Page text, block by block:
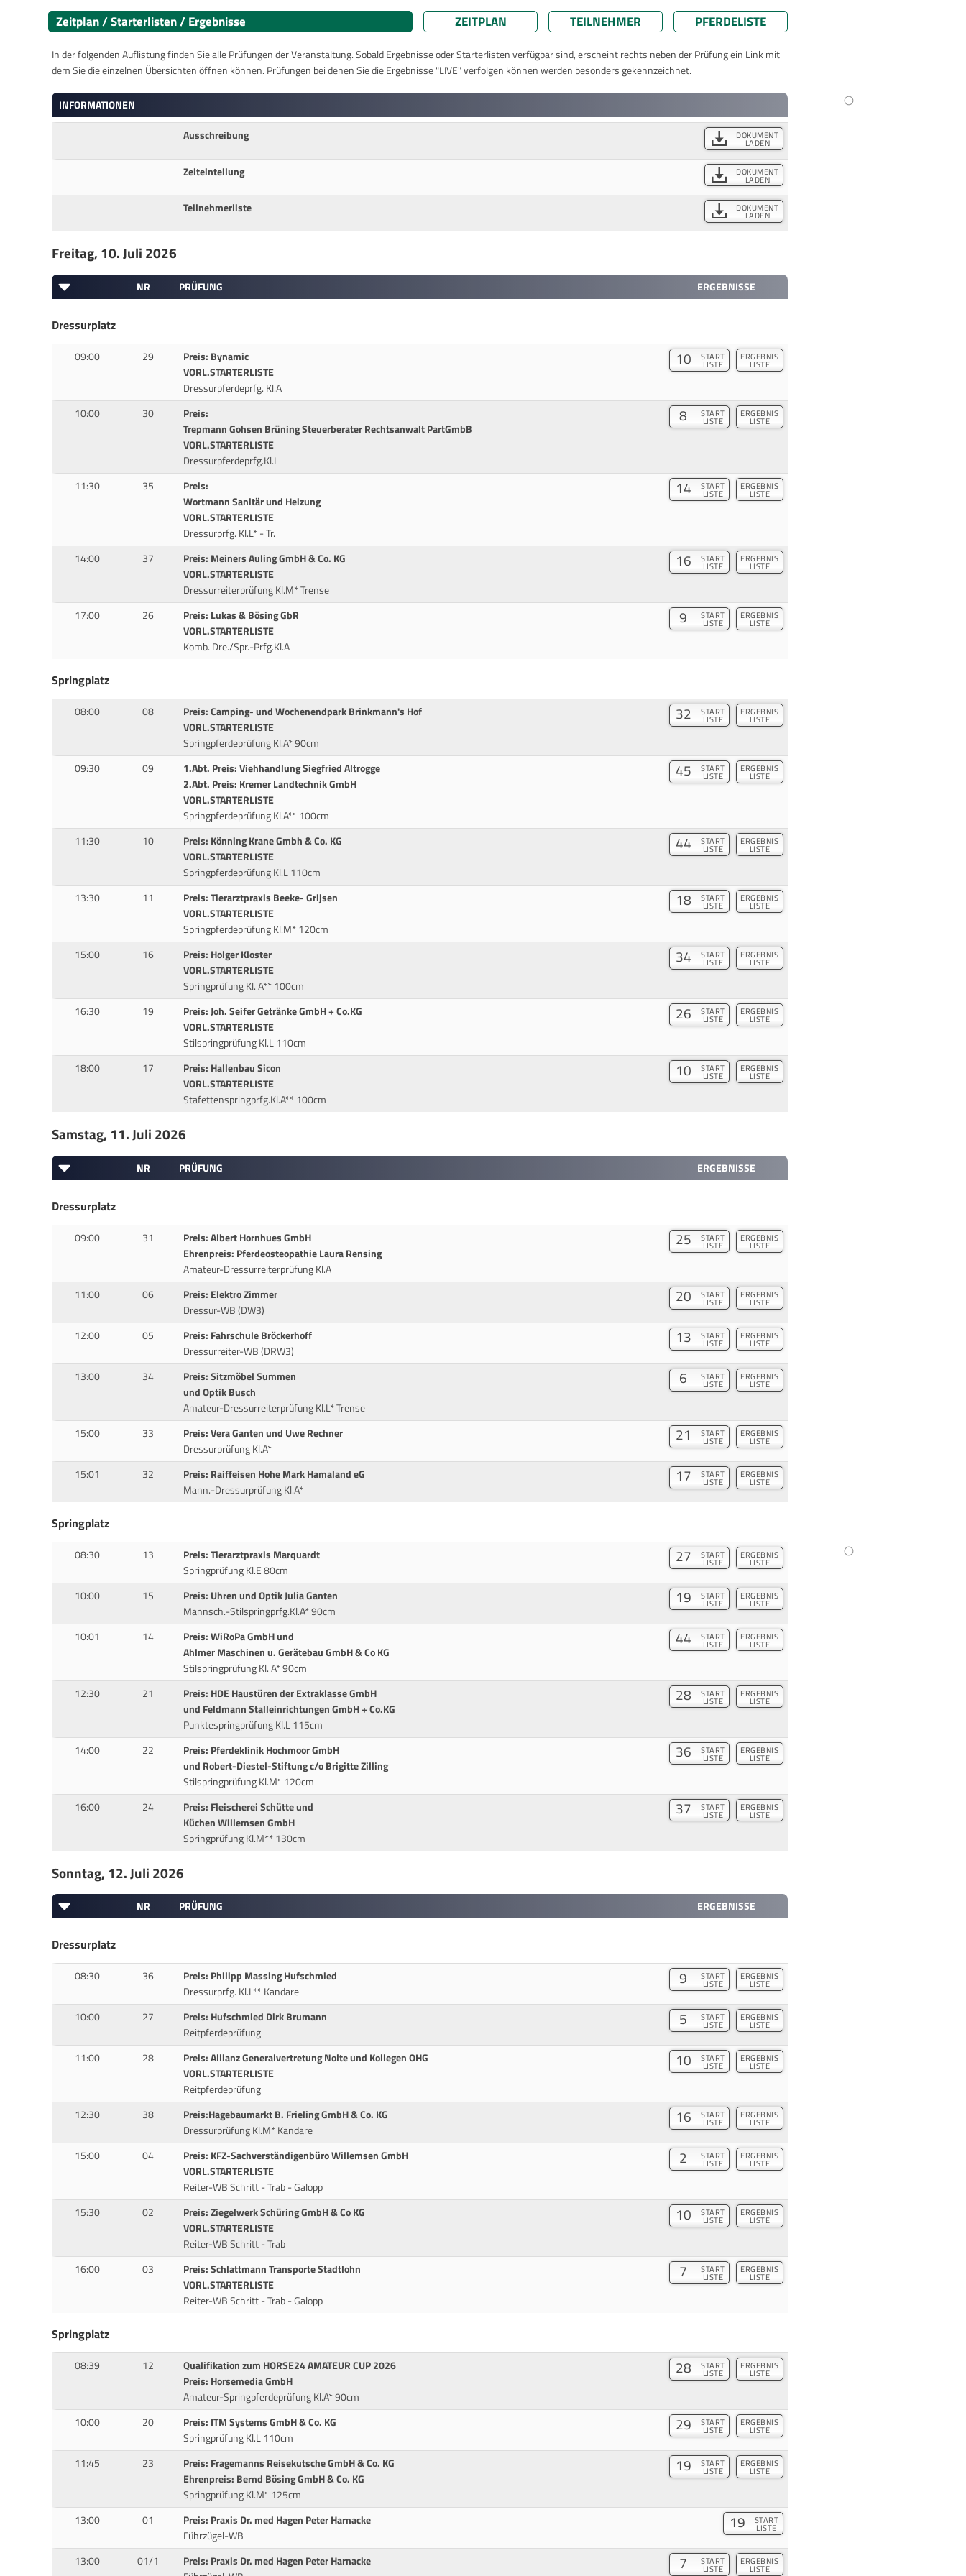
Zeitplan / Starterlisten / Ergebnisse ZEITPLAN TEILNEHMER PFERDELISTE
In der folgenden Auflistung finden Sie alle Prüfungen der Veranstaltung. Sobald Ergebnisse oder Starterlisten verfügbar sind, erscheint rechts neben der Prüfung ein Link mit
dem Sie die einzelnen Übersichten öffnen können. Prüfungen bei denen Sie die Ergebnisse "LIVE" verfolgen können werden besonders gekennzeichnet.
INFORMATIONEN
Ausschreibung
DOKUMENT
LADEN
Zeiteinteilung DOKUMENT
LADEN
Teilnehmerliste DOKUMENT
LADEN
Freitag, 10. Juli 2026
NR PRÜFUNG ERGEBNISSE
Dressurplatz
09:00 29
Preis: Bynamic
VORL.STARTERLISTE
Dressurpferdeprfg. Kl.A
10 START
LISTE
ERGEBNIS
LISTE
10:00 30
Preis:
Trepmann Gohsen Brüning Steuerberater Rechtsanwalt PartGmbB
VORL.STARTERLISTE
Dressurpferdeprfg.Kl.L
8 START
LISTE
ERGEBNIS
LISTE
11:30 35
Preis:
Wortmann Sanitär und Heizung
VORL.STARTERLISTE
Dressurprfg. Kl.L* - Tr.
14 START
LISTE
ERGEBNIS
LISTE
14:00 37
Preis: Meiners Auling GmbH & Co. KG
VORL.STARTERLISTE
Dressurreiterprüfung Kl.M* Trense
16 START
LISTE
ERGEBNIS
LISTE
17:00 26
Preis: Lukas & Bösing GbR
VORL.STARTERLISTE
Komb. Dre./Spr.-Prfg.Kl.A
9 START
LISTE
ERGEBNIS
LISTE
Springplatz
08:00 08
Preis: Camping- und Wochenendpark Brinkmann's Hof
VORL.STARTERLISTE
Springpferdeprüfung Kl.A* 90cm
32 START
LISTE
ERGEBNIS
LISTE
09:30 09
1.Abt. Preis: Viehhandlung Siegfried Altrogge
2.Abt. Preis: Kremer Landtechnik GmbH
VORL.STARTERLISTE
Springpferdeprüfung Kl.A** 100cm
45 START
LISTE
ERGEBNIS
LISTE
11:30 10
Preis: Könning Krane Gmbh & Co. KG
VORL.STARTERLISTE
Springpferdeprüfung Kl.L 110cm
44 START
LISTE
ERGEBNIS
LISTE
13:30 11
Preis: Tierarztpraxis Beeke- Grijsen
VORL.STARTERLISTE
Springpferdeprüfung Kl.M* 120cm
18 START
LISTE
ERGEBNIS
LISTE
15:00 16
Preis: Holger Kloster
VORL.STARTERLISTE
Springprüfung Kl. A** 100cm
34 START
LISTE
ERGEBNIS
LISTE
16:30 19
Preis: Joh. Seifer Getränke GmbH + Co.KG
VORL.STARTERLISTE
Stilspringprüfung Kl.L 110cm
26 START
LISTE
ERGEBNIS
LISTE
18:00 17
Preis: Hallenbau Sicon
VORL.STARTERLISTE
Stafettenspringprfg.Kl.A** 100cm
10 START
LISTE
ERGEBNIS
LISTE
Samstag, 11. Juli 2026
NR PRÜFUNG ERGEBNISSE
Dressurplatz
09:00 31
Preis: Albert Hornhues GmbH
Ehrenpreis: Pferdeosteopathie Laura Rensing
Amateur-Dressurreiterprüfung Kl.A
25 START
LISTE
ERGEBNIS
LISTE
11:00 06
Preis: Elektro Zimmer
Dressur-WB (DW3)
20 START
LISTE
ERGEBNIS
LISTE
12:00 05
Preis: Fahrschule Bröckerhoff
Dressurreiter-WB (DRW3)
13 START
LISTE
ERGEBNIS
LISTE
13:00 34
Preis: Sitzmöbel Summen
und Optik Busch
Amateur-Dressurreiterprüfung Kl.L* Trense
6 START
LISTE
ERGEBNIS
LISTE
15:00 33
Preis: Vera Ganten und Uwe Rechner
Dressurprüfung Kl.A*
21 START
LISTE
ERGEBNIS
LISTE
15:01 32
Preis: Raiffeisen Hohe Mark Hamaland eG
Mann.-Dressurprüfung Kl.A*
17 START
LISTE
ERGEBNIS
LISTE
Springplatz
08:30 13
Preis: Tierarztpraxis Marquardt
Springprüfung Kl.E 80cm
27 START
LISTE
ERGEBNIS
LISTE
10:00 15
Preis: Uhren und Optik Julia Ganten
Mannsch.-Stilspringprfg.Kl.A* 90cm
19 START
LISTE
ERGEBNIS
LISTE
10:01 14
Preis: WiRoPa GmbH und
Ahlmer Maschinen u. Gerätebau GmbH & Co KG
Stilspringprüfung Kl. A* 90cm
44 START
LISTE
ERGEBNIS
LISTE
12:30 21
Preis: HDE Haustüren der Extraklasse GmbH
und Feldmann Stalleinrichtungen GmbH + Co.KG
Punktespringprüfung Kl.L 115cm
28 START
LISTE
ERGEBNIS
LISTE
14:00 22
Preis: Pferdeklinik Hochmoor GmbH
und Robert-Diestel-Stiftung c/o Brigitte Zilling
Stilspringprüfung Kl.M* 120cm
36 START
LISTE
ERGEBNIS
LISTE
16:00 24
Preis: Fleischerei Schütte und
Küchen Willemsen GmbH
Springprüfung Kl.M** 130cm
37 START
LISTE
ERGEBNIS
LISTE
Sonntag, 12. Juli 2026
NR PRÜFUNG ERGEBNISSE
Dressurplatz
08:30 36
Preis: Philipp Massing Hufschmied
Dressurprfg. Kl.L** Kandare
9 START
LISTE
ERGEBNIS
LISTE
10:00 27
Preis: Hufschmied Dirk Brumann
Reitpferdeprüfung
5 START
LISTE
ERGEBNIS
LISTE
11:00 28
Preis: Allianz Generalvertretung Nolte und Kollegen OHG
VORL.STARTERLISTE
Reitpferdeprüfung
10 START
LISTE
ERGEBNIS
LISTE
12:30 38
Preis:Hagebaumarkt B. Frieling GmbH & Co. KG
Dressurprüfung Kl.M* Kandare
16 START
LISTE
ERGEBNIS
LISTE
15:00 04
Preis: KFZ-Sachverständigenbüro Willemsen GmbH
VORL.STARTERLISTE
Reiter-WB Schritt - Trab - Galopp
2 START
LISTE
ERGEBNIS
LISTE
15:30 02
Preis: Ziegelwerk Schüring GmbH & Co KG
VORL.STARTERLISTE
Reiter-WB Schritt - Trab
10 START
LISTE
ERGEBNIS
LISTE
16:00 03
Preis: Schlattmann Transporte Stadtlohn
VORL.STARTERLISTE
Reiter-WB Schritt - Trab - Galopp
7 START
LISTE
ERGEBNIS
LISTE
Springplatz
08:39 12
Qualifikation zum HORSE24 AMATEUR CUP 2026
Preis: Horsemedia GmbH
Amateur-Springpferdeprüfung Kl.A* 90cm
28 START
LISTE
ERGEBNIS
LISTE
10:00 20
Preis: ITM Systems GmbH & Co. KG
Springprüfung Kl.L 110cm
29 START
LISTE
ERGEBNIS
LISTE
11:45 23
Preis: Fragemanns Reisekutsche GmbH & Co. KG
Ehrenpreis: Bernd Bösing GmbH & Co. KG
Springprüfung Kl.M* 125cm
19 START
LISTE
ERGEBNIS
LISTE
13:00 01
Preis: Praxis Dr. med Hagen Peter Harnacke
Führzügel-WB
19 START
LISTE
13:00 01/1
Preis: Praxis Dr. med Hagen Peter Harnacke
7 START
LISTE
ERGEBNIS
LISTE